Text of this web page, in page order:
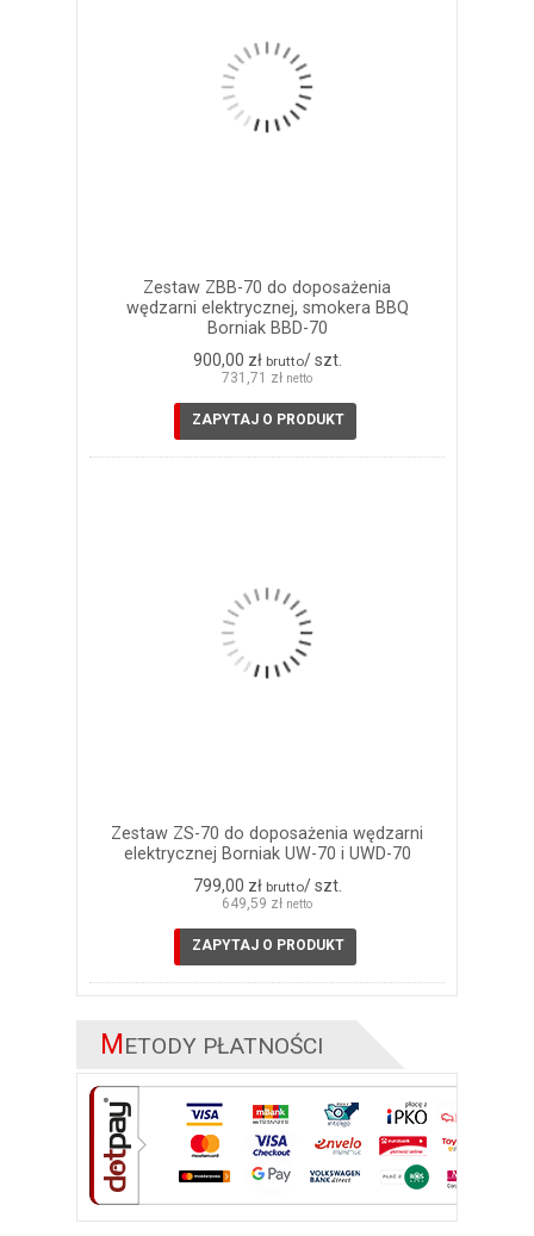
Zestaw ZBB-70 do doposażenia
wędzarni elektrycznej, smokera BBQ
Borniak BBD-70
900,00 zł brutto/ szt.
731,71 zł netto
ZAPYTAJ O PRODUKT
Zestaw ZS-70 do doposażenia wędzarni
elektrycznej Borniak UW-70 i UWD-70
799,00 zł brutto/ szt.
649,59 zł netto
ZAPYTAJ O PRODUKT
METODY PŁATNOŚCI